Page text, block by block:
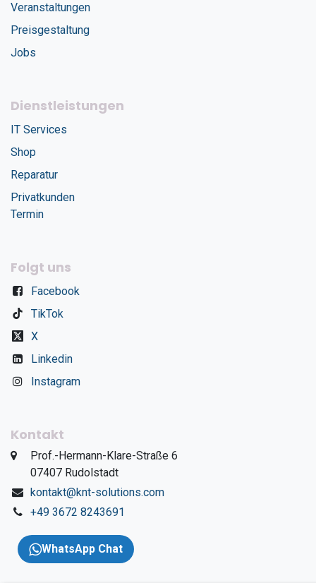
Veranstaltungen
Preisgestaltung
Jobs
Dienstleistungen
IT Services
Shop
Reparatur
Privatkunden
Termin
Folgt uns
Facebook
TikTok
X
Linkedin
Instagram
Kontakt
​Prof.-Hermann-Klare-Straße 6
​07407 Rudolstadt
kontakt@knt-solutions.com
+49 3672 8243691
WhatsApp Chat